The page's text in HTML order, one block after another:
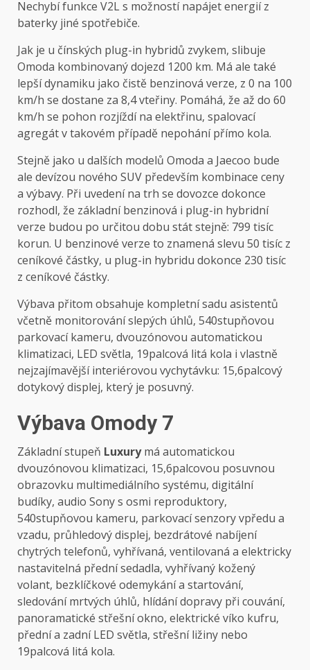
Nechybí funkce V2L s možností napájet energií z
baterky jiné spotřebiče.
Jak je u čínských plug-in hybridů zvykem, slibuje
Omoda kombinovaný dojezd 1200 km. Má ale také
lepší dynamiku jako čistě benzinová verze, z 0 na 100
km/h se dostane za 8,4 vteřiny. Pomáhá, že až do 60
km/h se pohon rozjíždí na elektřinu, spalovací
agregát v takovém případě nepohání přímo kola.
Stejně jako u dalších modelů Omoda a Jaecoo bude
ale devízou nového SUV především kombinace ceny
a výbavy. Při uvedení na trh se dovozce dokonce
rozhodl, že základní benzinová i plug-in hybridní
verze budou po určitou dobu stát stejně: 799 tisíc
korun. U benzinové verze to znamená slevu 50 tisíc z
ceníkové částky, u plug-in hybridu dokonce 230 tisíc
z ceníkové částky.
Výbava přitom obsahuje kompletní sadu asistentů
včetně monitorování slepých úhlů, 540stupňovou
parkovací kameru, dvouzónovou automatickou
klimatizaci, LED světla, 19palcová litá kola i vlastně
nejzajímavější interiérovou vychytávku: 15,6palcový
dotykový displej, který je posuvný.
Výbava Omody 7
Základní stupeň Luxurymá automatickou
dvouzónovou klimatizaci, 15,6palcovou posuvnou
obrazovku multimediálního systému, digitální
budíky, audio Sony s osmi reproduktory,
540stupňovou kameru, parkovací senzory vpředu a
vzadu, průhledový displej, bezdrátové nabíjení
chytrých telefonů, vyhřívaná, ventilovaná a elektricky
nastavitelná přední sedadla, vyhřívaný kožený
volant, bezklíčkové odemykání a startování,
sledování mrtvých úhlů, hlídání dopravy při couvání,
panoramatické střešní okno, elektrické víko kufru,
přední a zadní LED světla, střešní ližiny nebo
19palcová litá kola.